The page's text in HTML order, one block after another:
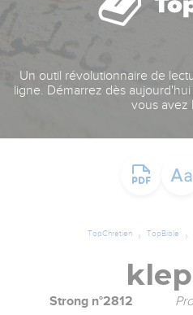
Un outil révolutionnaire de
ligne. Démarrez dès
vous avez
TopChrétien TopBible
Strong n°2812